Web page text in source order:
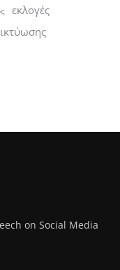
εκλογές
on Social Media